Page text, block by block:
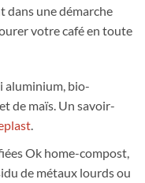
dans une démarche
votre café en toute
aluminium, bio-
de maïs. Un savoir-
.
Ok home-compost,
de métaux lourds ou